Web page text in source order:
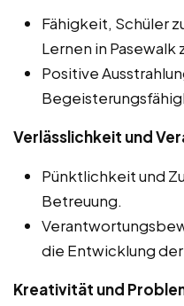
Fähigkeit, Schüler
Lernen in Pasewalk
Positive
Verlässlichkeit und
Pünktlichkeit und
Betreuung.
die Entwicklung der
Kreativität und